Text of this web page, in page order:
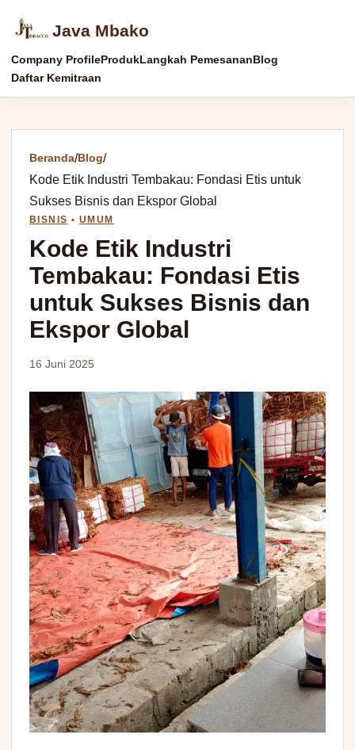
Java Mbako
Company ProfileProdukLangkah PemesananBlog
Daftar Kemitraan
Beranda/Blog/
Kode Etik Industri Tembakau: Fondasi Etis untuk
Sukses Bisnis dan Ekspor Global
BISNIS • UMUM
Kode Etik Industri
Tembakau: Fondasi Etis
untuk Sukses Bisnis dan
Ekspor Global
16 Juni 2025